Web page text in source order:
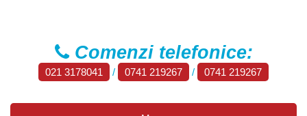
Comenzi telefonice:
021 3178041 / 0741 219267 / 0741 219267